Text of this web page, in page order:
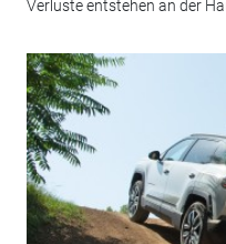
Verluste entstehen an der